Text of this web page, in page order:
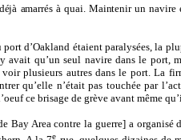
amarrés à quai. Maintenir un
d’Oakland étaient paralysées, la
avait qu’un seul navire dans le port,
plusieurs autres dans le port. La
qu’elle n’était pas touchée par
ce brisage de grève avant même
Area contre la guerre] a organisé
e